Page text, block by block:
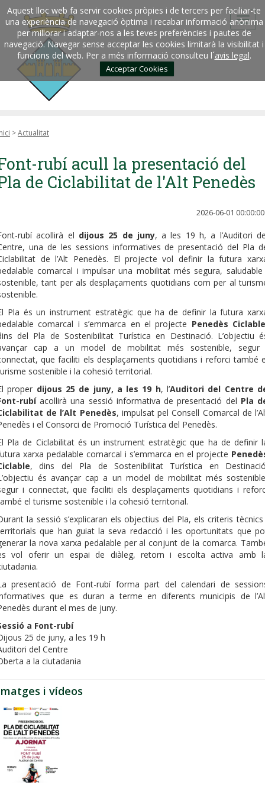
Aquest lloc web fa servir cookies pròpies i de tercers per faciliar-te
una experiència de navegació òptima i recabar informació anònima
per millorar i adaptar-nos a les teves preferències i pautes de
navegació. Navegar sense acceptar les cookies limitarà la visibilitat i
funcions del web. Per a més informació consulteu l´avis legal.
Acceptar Cookies
>Actualitat
rubí acull la presentació del
de Ciclabilitat de l'Alt Penedès
2026-06-01 00:00:00
rubí acollirà el dijous 25 de juny, a les 19 h, a l’Auditori
una de les sessions informatives de presentació del Pla
de l’Alt Penedès. El projecte vol definir la futura
comarcal i impulsar una mobilitat més segura,
tant per als desplaçaments quotidians com per al
Pla és un instrument estratègic que ha de definir la futura
comarcal i s’emmarca en el projecte Penedès Ciclable
del Pla de Sostenibilitat Turística en Destinació. L’objectiu
cap a un model de mobilitat més sostenible, segur
que faciliti els desplaçaments quotidians i reforci també
sostenible i la cohesió territorial.
proper dijous 25 de juny, a les 19 h, l’Auditori del Centre
rubíacollirà una sessió informativa de presentació del Pla
de l’Alt Penedès, impulsat pel Consell Comarcal de
i el Consorci de Promoció Turística del Penedès.
Pla de Ciclabilitat és un instrument estratègic que ha de definir
xarxa pedalable comarcal i s’emmarca en el projecte
, dins del Pla de Sostenibilitat Turística en
és avançar cap a un model de mobilitat més
i connectat, que faciliti els desplaçaments quotidians i
el turisme sostenible i la cohesió territorial.
la sessió s’explicaran els objectius del Pla, els criteris
que han guiat la seva redacció i les oportunitats que
la nova xarxa pedalable per al conjunt de la comarca.
vol oferir un espai de diàleg, retorn i escolta activa amb
presentació de Font-rubí forma part del calendari de
que es duran a terme en diferents municipis de
durant el mes de juny.
a Font-rubí
25 de juny, a les 19 h
del Centre
a la ciutadania
i vídeos